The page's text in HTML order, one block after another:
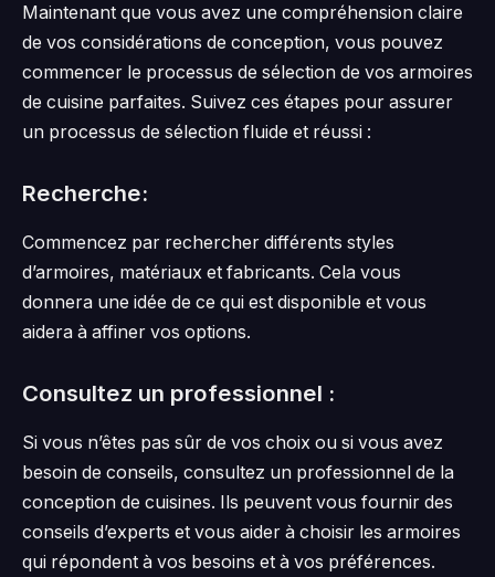
Maintenant que vous avez une compréhension claire
de vos considérations de conception, vous pouvez
commencer le processus de sélection de vos armoires
de cuisine parfaites. Suivez ces étapes pour assurer
un processus de sélection fluide et réussi :
Recherche:
Commencez par rechercher différents styles
d’armoires, matériaux et fabricants. Cela vous
donnera une idée de ce qui est disponible et vous
aidera à affiner vos options.
Consultez un professionnel :
Si vous n’êtes pas sûr de vos choix ou si vous avez
besoin de conseils, consultez un professionnel de la
conception de cuisines. Ils peuvent vous fournir des
conseils d’experts et vous aider à choisir les armoires
qui répondent à vos besoins et à vos préférences.